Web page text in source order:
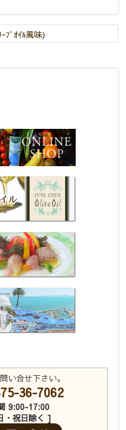
ﾌﾞｵｲﾙ風味)
い合せ下さい。
36-7062
9:00-17:00
・祝日除く ]